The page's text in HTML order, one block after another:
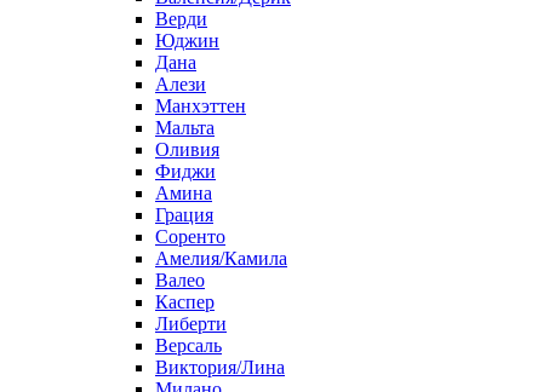
Верди
Юджин
Дана
Алези
Манхэттен
Мальта
Оливия
Фиджи
Амина
Грация
Соренто
Амелия/Камила
Валео
Каспер
Либерти
Версаль
Виктория/Лина